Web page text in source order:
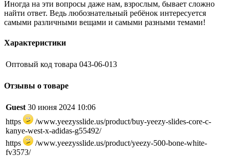
Иногда на эти вопросы даже нам, взрослым, бывает сложно
найти ответ. Ведь любознательный ребёнок интересуется
самыми различными вещами и самыми разными темами!
Характеристики
Оптовый код товара 043-06-013
Отзывы о товаре
Guest 30 июня 2024 10:06
https
/www.yeezysslide.us/product/buy-yeezy-slides-core-c-
kanye-west-x-adidas-g55492/
https
/www.yeezysslide.us/product/yeezy-500-bone-white-
fv3573/